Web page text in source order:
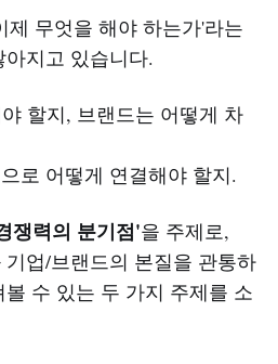
제 무엇을 해야 하는가'라는
지고 있습니다.
할지, 브랜드는 어떻게 차
로 어떻게 연결해야 할지.
쟁력의 분기점'을 주제로,
업/브랜드의 본질을 관통하
수 있는 두 가지 주제를 소